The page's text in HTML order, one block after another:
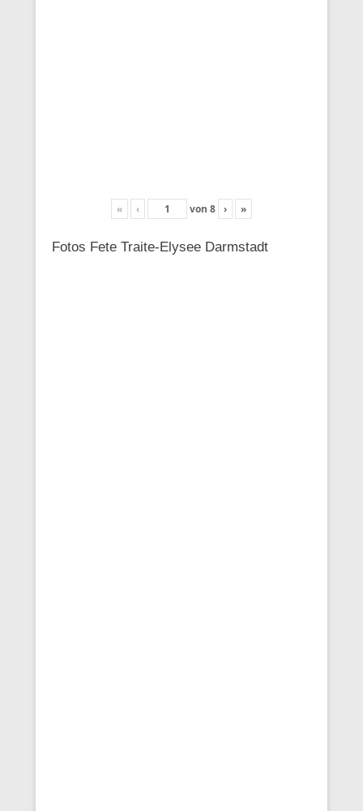
« ‹ von 8 › »
Fotos Fete Traite-Elysee Darmstadt